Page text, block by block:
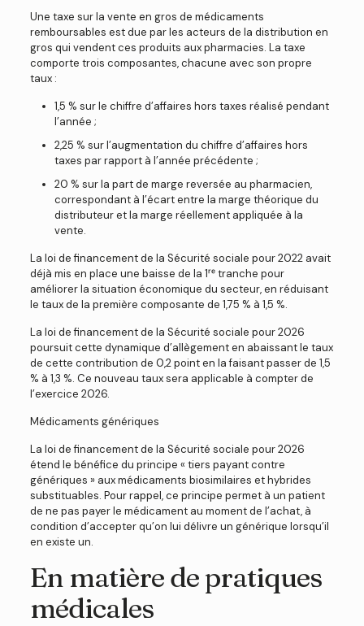
Une taxe sur la vente en gros de médicaments
remboursables est due par les acteurs de la distribution en
gros qui vendent ces produits aux pharmacies. La taxe
comporte trois composantes, chacune avec son propre
taux :
1,5 % sur le chiffre d’affaires hors taxes réalisé pendant
l’année ;
2,25 % sur l’augmentation du chiffre d’affaires hors
taxes par rapport à l’année précédente ;
20 % sur la part de marge reversée au pharmacien,
correspondant à l’écart entre la marge théorique du
distributeur et la marge réellement appliquée à la
vente.
La loi de financement de la Sécurité sociale pour 2022 avait
déjà mis en place une baisse de la 1ʳᵉ tranche pour
améliorer la situation économique du secteur, en réduisant
le taux de la première composante de 1,75 % à 1,5 %.
La loi de financement de la Sécurité sociale pour 2026
poursuit cette dynamique d’allègement en abaissant le taux
de cette contribution de 0,2 point en la faisant passer de 1,5
% à 1,3 %. Ce nouveau taux sera applicable à compter de
l’exercice 2026.
Médicaments génériques
La loi de financement de la Sécurité sociale pour 2026
étend le bénéfice du principe « tiers payant contre
génériques » aux médicaments biosimilaires et hybrides
substituables. Pour rappel, ce principe permet à un patient
de ne pas payer le médicament au moment de l’achat, à
condition d’accepter qu’on lui délivre un générique lorsqu’il
en existe un.
En matière de pratiques
médicales